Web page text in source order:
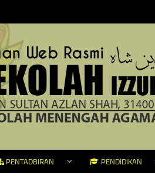
PENTADBIRAN PENDIDIKAN